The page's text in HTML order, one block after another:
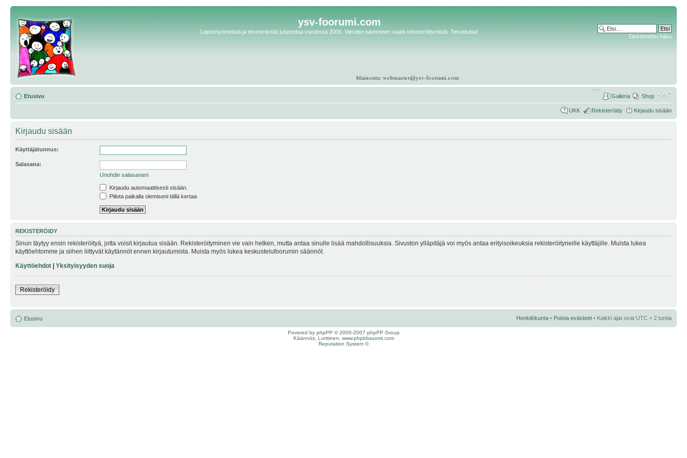
ysv-foorumi.com
Lapsimyönteistä ja ekohenkistä jutustelua vuodesta 2006. Viestien lukeminen vaatii rekisteröitymistä. Tervetuloa!
Tarkennettu haku
Etusivu Shop
Galleria
UKK Rekisteröidy Kirjaudu sisään
Kirjaudu sisään
Käyttäjätunnus:
Salasana:
Unohdin salasanani
Kirjaudu automaattisesti sisään.
Piilota paikalla olemiseni tällä kertaa
REKISTERÖIDY
Sinun täytyy ensin rekisteröityä, jotta voisit kirjautua sisään. Rekisteröityminen vie vain hetken, mutta antaa sinulle lisää mahdollisuuksia. Sivuston ylläpitäjä voi myös antaa erityisoikeuksia rekisteröityneille käyttäjille. Muista lukea
käyttöehtomme ja siihen liittyvät käytännöt ennen kirjautumista. Muista myös lukea keskustelufoorumin säännöt.
Käyttöehdot | Yksityisyyden suoja
Rekisteröidy
Etusivu Henkilökunta • Poista evästeet • Kaikki ajat ovat UTC + 2 tuntia
Povered by phpPP © 2000-2007 phpPP Group
Käännös, Lurttinen, www.phpbbsuomi.com
Reputation System ©